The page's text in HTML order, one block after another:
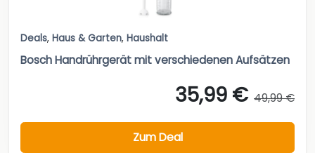
Deals, Haus & Garten, Haushalt
Bosch Handrührgerät mit verschiedenen Aufsätzen
35,99 € 49,99 €
Zum Deal